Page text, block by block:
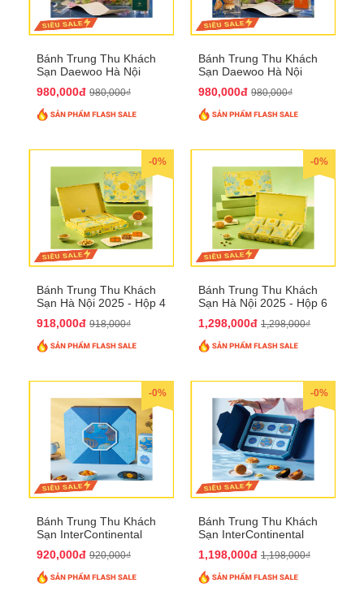
Bánh Trung Thu Khách
Sạn Daewoo Hà Nội
QTTT30
980,000đ 980,000₫
Bánh Trung Thu Khách
Sạn Daewoo Hà Nội
QTTT31
980,000đ 980,000₫
-0%
Bánh Trung Thu Khách
Sạn Hà Nội 2025 - Hộp 4
918,000đ 918,000₫
-0%
Bánh Trung Thu Khách
Sạn Hà Nội 2025 - Hộp 6
1,298,000đ 1,298,000₫
-0%
Bánh Trung Thu Khách
Sạn InterContinental
QTTT26
920,000đ 920,000₫
-0%
Bánh Trung Thu Khách
Sạn InterContinental
QTTT27
1,198,000đ 1,198,000₫